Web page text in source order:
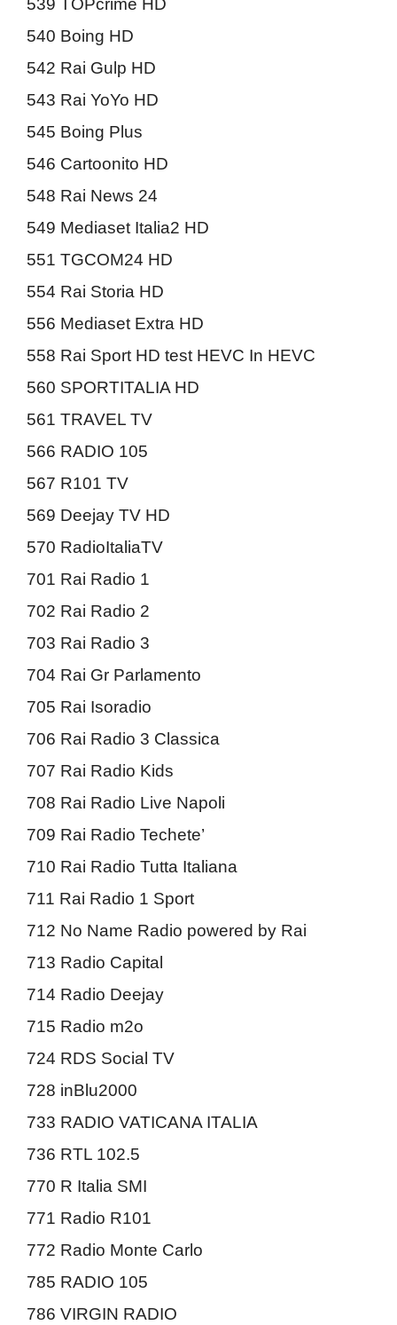
539 TOPcrime HD
540 Boing HD
542 Rai Gulp HD
543 Rai YoYo HD
545 Boing Plus
546 Cartoonito HD
548 Rai News 24
549 Mediaset Italia2 HD
551 TGCOM24 HD
554 Rai Storia HD
556 Mediaset Extra HD
558 Rai Sport HD test HEVC In HEVC
560 SPORTITALIA HD
561 TRAVEL TV
566 RADIO 105
567 R101 TV
569 Deejay TV HD
570 RadioItaliaTV
701 Rai Radio 1
702 Rai Radio 2
703 Rai Radio 3
704 Rai Gr Parlamento
705 Rai Isoradio
706 Rai Radio 3 Classica
707 Rai Radio Kids
708 Rai Radio Live Napoli
709 Rai Radio Techete’
710 Rai Radio Tutta Italiana
711 Rai Radio 1 Sport
712 No Name Radio powered by Rai
713 Radio Capital
714 Radio Deejay
715 Radio m2o
724 RDS Social TV
728 inBlu2000
733 RADIO VATICANA ITALIA
736 RTL 102.5
770 R Italia SMI
771 Radio R101
772 Radio Monte Carlo
785 RADIO 105
786 VIRGIN RADIO